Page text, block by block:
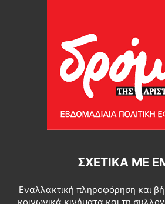
ΣΧΕΤΙΚΆ ΜΕ
Εναλλακτική πληροφόρηση και